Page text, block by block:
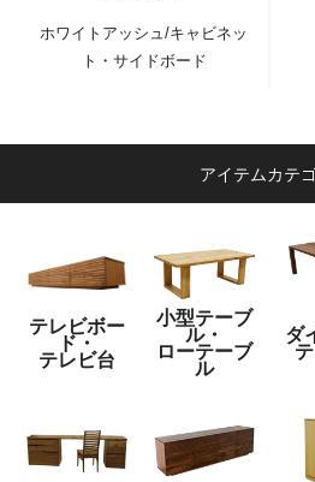
ホワイトアッシュ/キャビネッ
ト・サイドボード
アイテムカテ
テレビボー
ド・
テレビ台
小型テーブ
ル・
ローテーブ
ル
ダ